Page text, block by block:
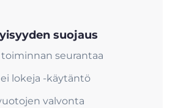
suojaus
seurantaa
lokeja -käytäntö
valvonta